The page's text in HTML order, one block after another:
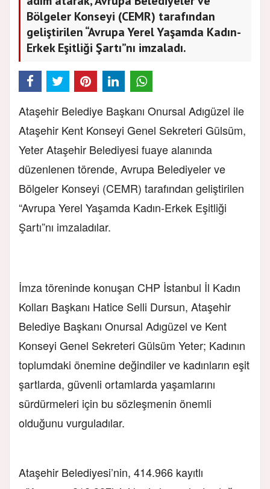
Bölgeler Konseyi (CEMR) tarafından
geliştirilen “Avrupa Yerel Yaşamda Kadın-
Erkek Eşitliği Şartı”nı imzaladı.
Ataşehir Belediye Başkanı Onursal Adıgüzel ile
Ataşehir Kent Konseyi Genel Sekreteri Gülsüm,
Yeter Ataşehir Belediyesi fuaye alanında
düzenlenen törende, Avrupa Belediyeler ve
Bölgeler Konseyi (CEMR) tarafından geliştirilen
“Avrupa Yerel Yaşamda Kadın-Erkek Eşitliği
Şartı”nı imzaladılar.
İmza töreninde konuşan CHP İstanbul İl Kadın
Kolları Başkanı Hatice Selli Dursun, Ataşehir
Belediye Başkanı Onursal Adıgüzel ve Kent
Konseyi Genel Sekreteri Gülsüm Yeter; Kadının
toplumdaki önemine değindiler ve kadınların eşit
şartlarda, güvenli ortamlarda yaşamlarını
sürdürmeleri için bu sözleşmenin önemli
olduğunu vurguladılar.
Ataşehir Belediyesi’nin, 414.966 kayıtlı